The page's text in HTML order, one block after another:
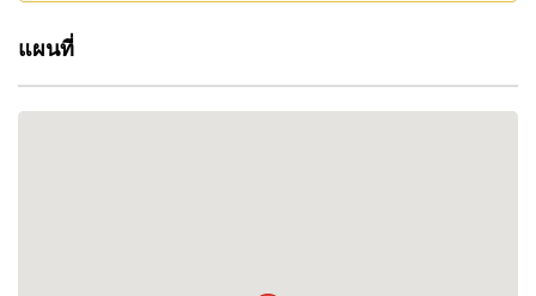
ทำเลพัทยาเหนือ เดินทางง่าย
แผนที่